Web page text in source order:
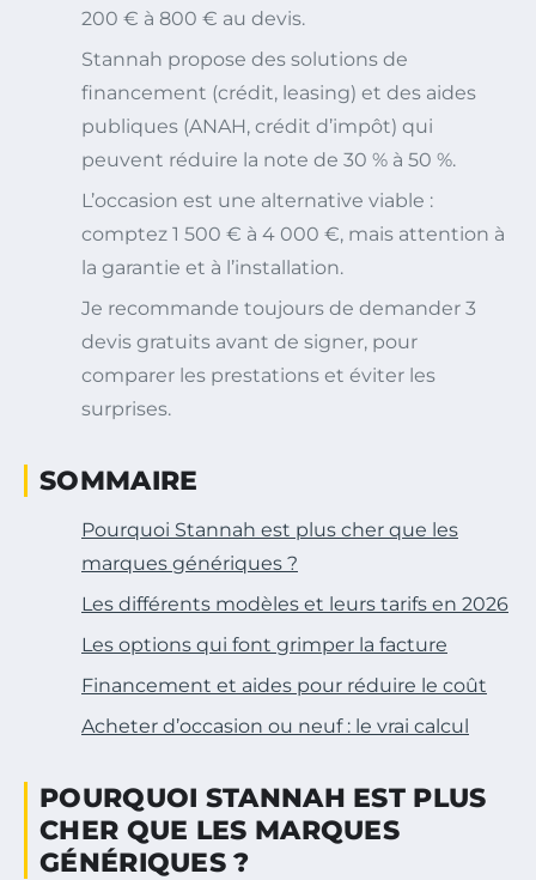
200 € à 800 € au devis.
Stannah propose des solutions de
financement (crédit, leasing) et des aides
publiques (ANAH, crédit d’impôt) qui
peuvent réduire la note de 30 % à 50 %.
L’occasion est une alternative viable :
comptez 1 500 € à 4 000 €, mais attention à
la garantie et à l’installation.
Je recommande toujours de demander 3
devis gratuits avant de signer, pour
comparer les prestations et éviter les
surprises.
SOMMAIRE
Pourquoi Stannah est plus cher que les
marques génériques ?
Les différents modèles et leurs tarifs en 2026
Les options qui font grimper la facture
Financement et aides pour réduire le coût
Acheter d’occasion ou neuf : le vrai calcul
POURQUOI STANNAH EST PLUS
CHER QUE LES MARQUES
GÉNÉRIQUES ?